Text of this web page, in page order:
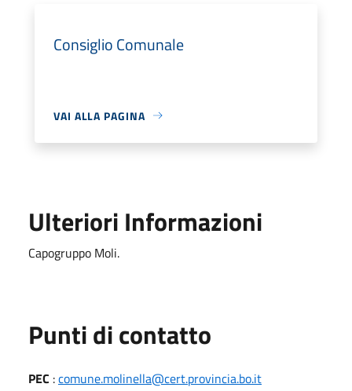
Consiglio Comunale
VAI ALLA PAGINA
Ulteriori Informazioni
Capogruppo Moli.
Punti di contatto
PEC :comune.molinella@cert.provincia.bo.it